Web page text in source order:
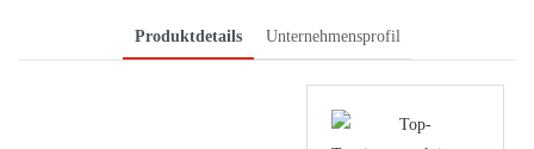
Produktdetails Unternehmensprofil